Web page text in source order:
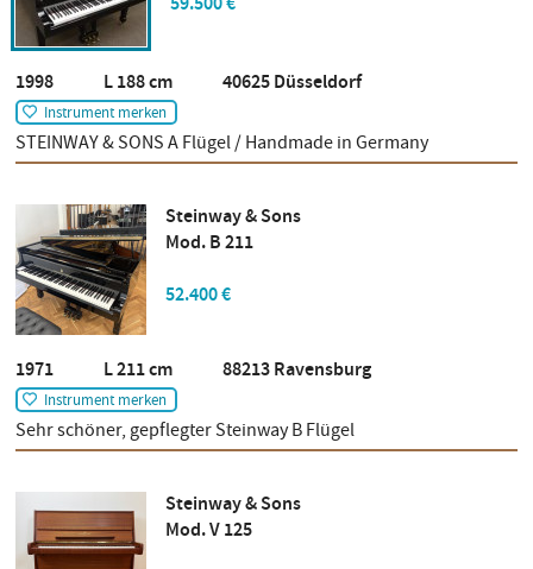
1998 L 188 cm 40625 Düsseldorf
Instrument merken
STEINWAY & SONS A Flügel / Handmade in Germany
Steinway & Sons
Mod. B 211
52.400 €
1971 L 211 cm 88213 Ravensburg
Instrument merken
Sehr schöner, gepflegter Steinway B Flügel
Steinway & Sons
Mod. V 125